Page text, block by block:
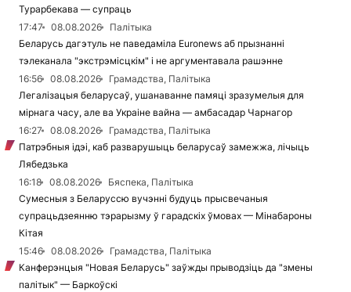
Турарбекава — супраць
17:47
08.08.2026
Палітыка
Беларусь дагэтуль не паведаміла Euronews аб прызнанні
тэлеканала "экстрэмісцкім" і не аргументавала рашэнне
16:56
08.08.2026
Грамадства, Палітыка
Легалізацыя беларусаў, ушанаванне памяці зразумелыя для
мірнага часу, але ва Украіне вайна — амбасадар Чарнагор
16:27
08.08.2026
Грамадства, Палітыка
Патрэбныя ідэі, каб разварушыць беларусаў замежжа, лічыць
Лябедзька
16:18
08.08.2026
Бяспека, Палітыка
Сумесныя з Беларуссю вучэнні будуць прысвечаныя
супрацьдзеянню тэрарызму ў гарадскіх ўмовах — Мінабароны
Кітая
15:46
08.08.2026
Грамадства, Палітыка
Канферэнцыя "Новая Беларусь" заўжды прыводзіць да "змены
палітык" — Баркоўскі